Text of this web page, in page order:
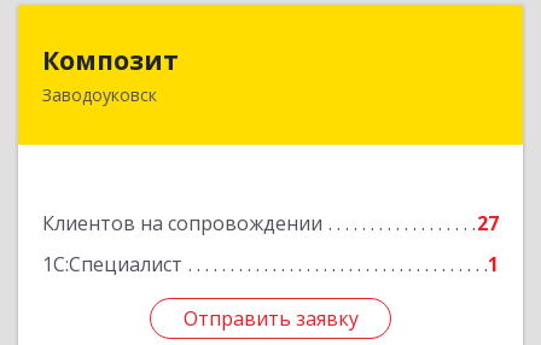
Композит
Заводоуковск
Клиентов на сопровождении
27
1С:Специалист
1
Отправить заявку
627140, Тюменская обл, Заводоуковский р-н,
Отправить заявку